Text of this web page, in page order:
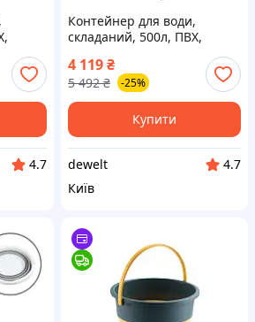
4.7
Контейнер для води,
складаний, 500л, ПВХ,
90х98см Neo Tools
CL0158896
4 119₴
5 492 ₴ -25%
Купити
dewelt
4.7
Київ